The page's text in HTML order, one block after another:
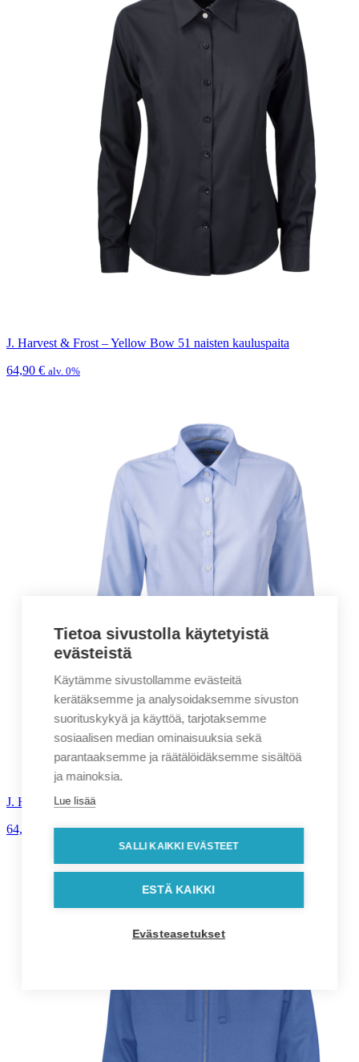
J. Harvest & Frost – Yellow Bow 51 naisten kauluspaita
64,90 € alv. 0%
J. Harvest & Frost – Yellow Bow 50 naisten kauluspaita
64,90
alv. 0%
Tietoa sivustolla käytetyistä
evästeistä
Käytämme sivustollamme evästeitä
kerätäksemme ja analysoidaksemme sivuston
suorituskykyä ja käyttöä, tarjotaksemme
sosiaalisen median ominaisuuksia sekä
parantaaksemme ja räätälöidäksemme sisältöä
ja mainoksia.
Lue lisää
SALLI KAIKKI EVÄSTEET
ESTÄ KAIKKI
Evästeasetukset